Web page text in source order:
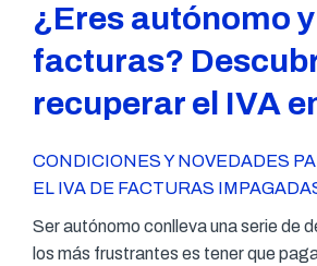
¿Eres autónomo
facturas?
recuperar el IVA
CONDICIONES Y NOVEDADES
EL IVA DE FACTURAS
Ser autónomo conlleva una serie de
los más frustrantes es tener que